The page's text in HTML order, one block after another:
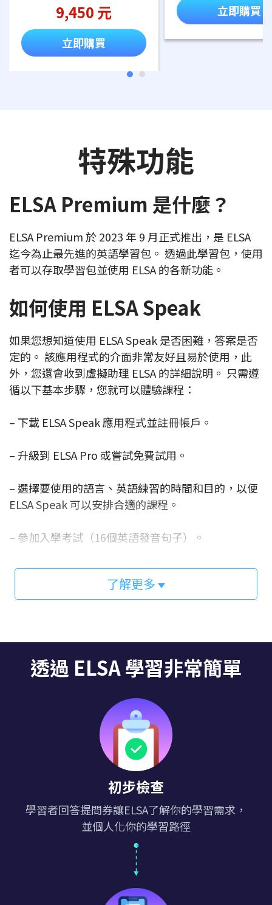
9,450 元
立即購買
立即購買
特殊功能
ELSA Premium 是什麼？
ELSA Premium 於 2023 年 9 月正式推出，是 ELSA
迄今為止最先進的英語學習包。 透過此學習包，使用
者可以存取學習包並使用 ELSA 的各新功能。
如何使用 ELSA Speak
如果您想知道使用 ELSA Speak 是否困難，答案是否
定的。 該應用程式的介面非常友好且易於使用，此
外，您還會收到虛擬助理 ELSA 的詳細說明。 只需遵
循以下基本步驟，您就可以體驗課程：
– 下載 ELSA Speak 應用程式並註冊帳戶。
– 升級到 ELSA Pro 或嘗試免費試用。
– 選擇要使用的語言、英語練習的時間和目的，以便
ELSA Speak 可以安排合適的課程。
– 參加入學考試（16個英語發音句子）。
– 從 ELSA Speak 中發現有用的課程：發音單詞、短
了解更多
透過 ELSA 學習非常簡單
初步檢查
學習者回答提問券讓ELSA了解你的學習需求，
並個人化你的學習路徑